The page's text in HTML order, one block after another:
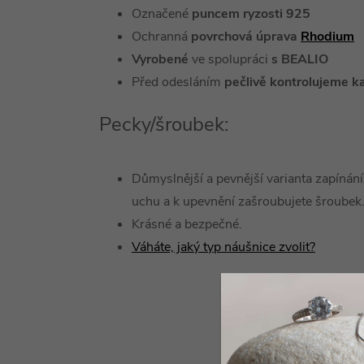
Označené puncem ryzosti 925
Ochranná povrchová úprava Rhodium
Vyrobené ve spolupráci s BEALIO
Před odesláním pečlivě kontrolujeme
Pecky/šroubek:
Důmyslnější a pevnější varianta
uchu a k upevnění zašroubujete šroubek.
Krásné a bezpečné.
Váháte, jaký typ náušnice zvolit?